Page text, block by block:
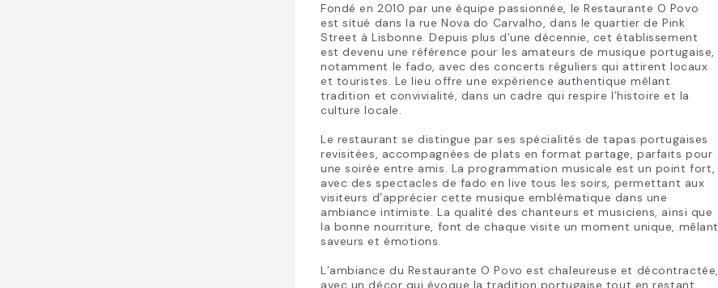
Fondé en 2010 par une équipe passionnée, le Restaurante O Povo
est situé dans la rue Nova do Carvalho, dans le quartier de Pink
Street à Lisbonne. Depuis plus d'une décennie, cet établissement
est devenu une référence pour les amateurs de musique portugaise,
notamment le fado, avec des concerts réguliers qui attirent locaux
et touristes. Le lieu offre une expérience authentique mêlant
tradition et convivialité, dans un cadre qui respire l’histoire et la
culture locale.
Le restaurant se distingue par ses spécialités de tapas portugaises
revisitées, accompagnées de plats en format partage, parfaits pour
une soirée entre amis. La programmation musicale est un point fort,
avec des spectacles de fado en live tous les soirs, permettant aux
visiteurs d’apprécier cette musique emblématique dans une
ambiance intimiste. La qualité des chanteurs et musiciens, ainsi que
la bonne nourriture, font de chaque visite un moment unique, mêlant
saveurs et émotions.
L’ambiance du Restaurante O Povo est chaleureuse et décontractée,
avec un décor qui évoque la tradition portugaise tout en restant